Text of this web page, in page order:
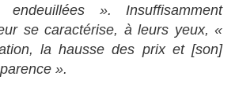
endeuillées ». Insuffisamment
se caractérise, à leurs yeux, «
la hausse des prix et [son]
».